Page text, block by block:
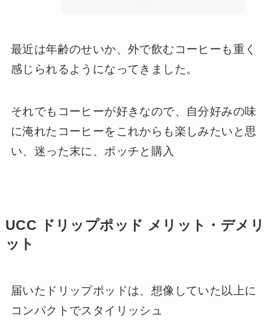
最近は年齢のせいか、外で飲むコーヒーも重く
感じられるようになってきました。
それでもコーヒーが好きなので、自分好みの味
に淹れたコーヒーをこれからも楽しみたいと思
い、迷った末に、ポッチと購入
UCC ドリップポッド メリット・デメリ
ット
届いたドリップポッドは、想像していた以上に
コンパクトでスタイリッシュ